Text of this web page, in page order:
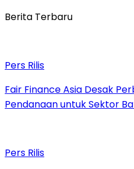
Berita Terbaru
Pers Rilis
Fair Finance Asia Desak
Pendanaan untuk Sektor
Pers Rilis